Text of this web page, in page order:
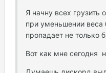
Я начну всех
при уменьшении
пропадает не только
Вот как мне сегодня